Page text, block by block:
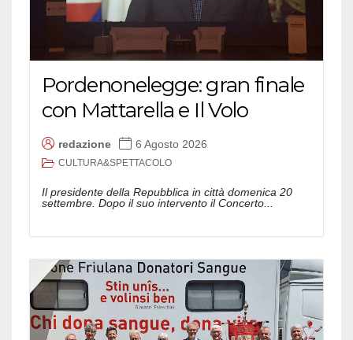
Pordenonelegge: gran finale
con Mattarella e Il Volo
redazione 6 Agosto 2026
CULTURA&SPETTACOLO
Il presidente della Repubblica in città domenica 20
settembre. Dopo il suo intervento il Concerto...